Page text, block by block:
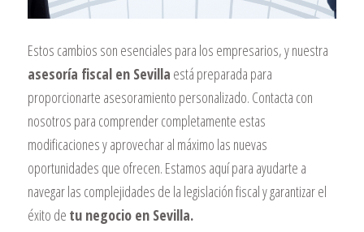
Estos cambios son esenciales para los empresarios, y nuestra
asesoría fiscal en Sevilla está preparada para
proporcionarte asesoramiento personalizado. Contacta con
nosotros para comprender completamente estas
modificaciones y aprovechar al máximo las nuevas
oportunidades que ofrecen. Estamos aquí para ayudarte a
navegar las complejidades de la legislación fiscal y garantizar el
éxito de tu negocio en Sevilla.